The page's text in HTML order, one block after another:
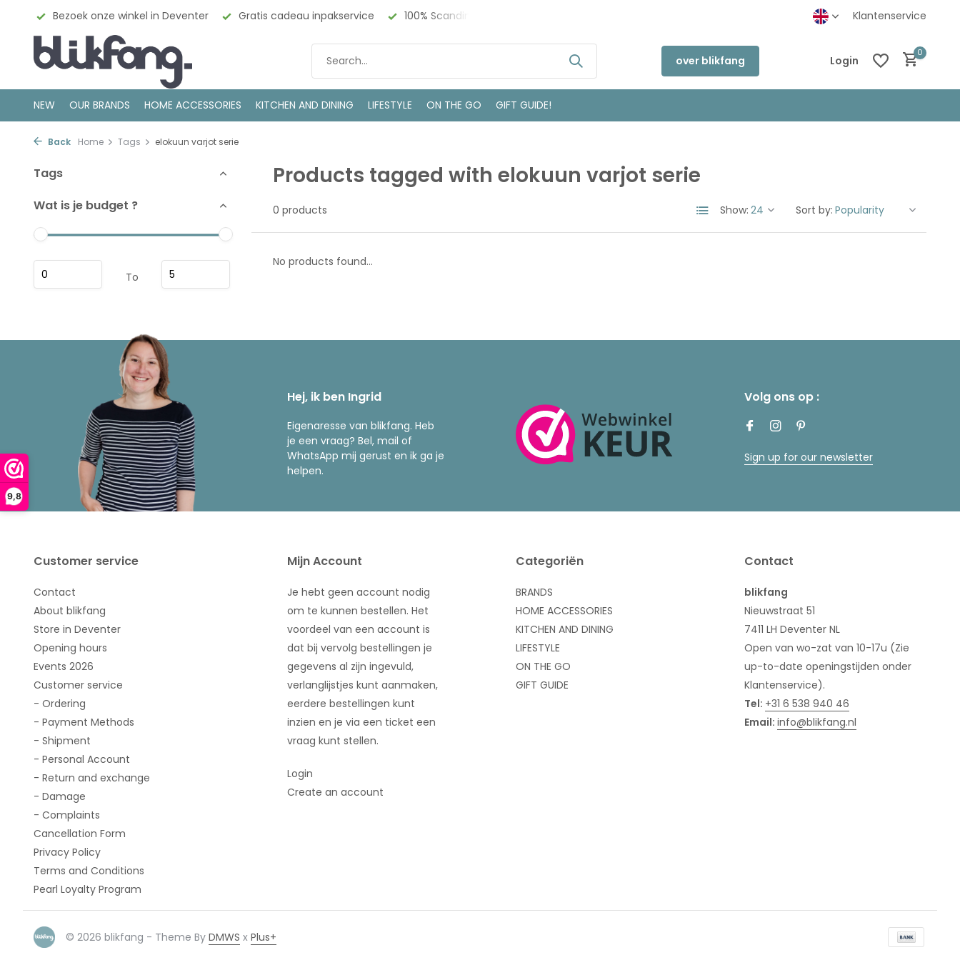
9,8
Bezoek onze winkel in Deventer Gratis cadeau inpakservice 100% Scandinavisch Design Klantenservice
over blikfang Login
0
NEW OUR BRANDS HOME ACCESSORIES KITCHEN AND DINING LIFESTYLE ON THE GO GIFT GUIDE!
Back Home Tags elokuun varjot serie
Tags
Wat is je budget ?
To
Products tagged with elokuun varjot serie
0 products Show: Sort by:
No products found...
Hej, ik ben Ingrid
Eigenaresse van blikfang. Heb
je een vraag? Bel, mail of
WhatsApp mij gerust en ik ga je
helpen.
Volg ons op :
Sign up for our newsletter
Customer service
Contact
About blikfang
Store in Deventer
Opening hours
Events 2026
Customer service
- Ordering
- Payment Methods
- Shipment
- Personal Account
- Return and exchange
- Damage
- Complaints
Cancellation Form
Privacy Policy
Terms and Conditions
Pearl Loyalty Program
Mijn Account
Je hebt geen account nodig
om te kunnen bestellen. Het
voordeel van een account is
dat bij vervolg bestellingen je
gegevens al zijn ingevuld,
verlanglijstjes kunt aanmaken,
eerdere bestellingen kunt
inzien en je via een ticket een
vraag kunt stellen.
Login
Create an account
Categoriën
BRANDS
HOME ACCESSORIES
KITCHEN AND DINING
LIFESTYLE
ON THE GO
GIFT GUIDE
Contact
blikfang
Nieuwstraat 51
7411 LH Deventer NL
Open van wo-zat van 10-17u (Zie
up-to-date openingstijden onder
Klantenservice).
Tel: +31 6 538 940 46
Email: info@blikfang.nl
© 2026 blikfang - Theme By DMWS x Plus+